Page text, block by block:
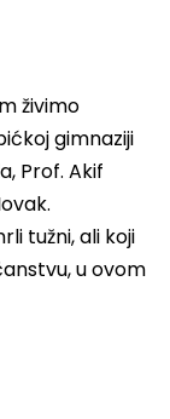
živimo
gimnaziji
Prof. Akif
tužni, ali koji
u ovom